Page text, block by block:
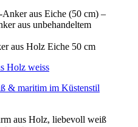
& maritim im Küstenstil
aus Holz, liebevoll weiß